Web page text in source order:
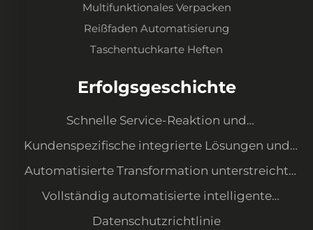
Multifunktionales Verpacken
Reißfaden Automatisierung
Taschentuchkarte Heften
Erfolgsgeschichte
Schnelle Service-Reaktion und
Ausrüstungsaufwertung zur Erfüllung neuer
Anforderungen
Kundenspezifische integrierte Lösungen und
Datenmanagementsystem
Automatisierte Transformation unterstreicht
unser Kostenvorteil und sichert große
Kundenaufträge
Vollständig automatisierte intelligente
Produktion – Ordnungsgemäße Werkstatt mit
Datenschutzrichtlinie